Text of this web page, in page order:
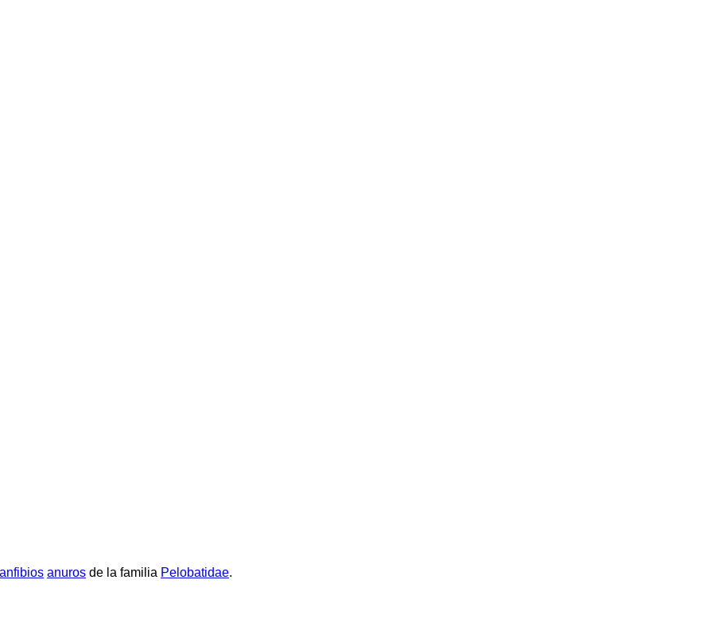
anfibios anuros de la familia Pelobatidae.